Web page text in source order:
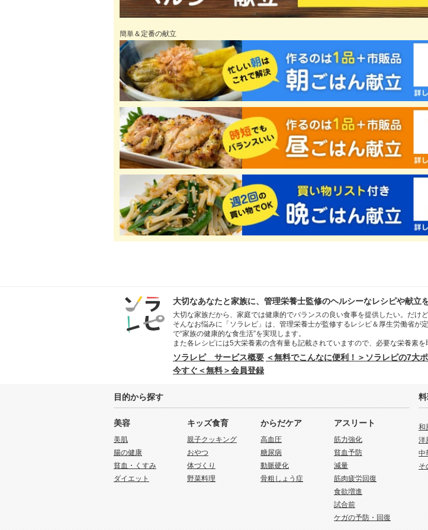
簡単＆定番の献立
大切なあなたと家族に、管理栄養士監修のヘルシーなレシピや献立
大切な家族だから、家庭では健康的でバランスの良い食事を提供したい。だ
そんなお悩みに「ソラレピ」は、管理栄養士が監修するレシピ＆厚生労働省が
で“家族の健康的な食生活”を実現します。
また各レシピには5大栄養素の含有量も記載されていますので、必要な栄養素
ソラレピ サービス概要 ＜無料でこんなに便利！＞ソラレピの7大
今すぐ＜無料＞会員登録
目的から探す
美容
美肌
腸の健康
貧血・くすみ
ダイエット
キッズ食育
親子クッキング
おやつ
体づくり
野菜料理
からだケア
高血圧
糖尿病
動脈硬化
骨粗しょう症
アスリート
筋力強化
貧血予防
減量
筋肉疲労回復
食欲増進
試合前
ケガの予防・回復
和
洋
中
そ